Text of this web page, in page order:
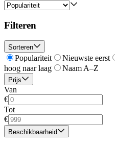
Filteren
Sorteren
Populariteit Nieuwste eerst
hoog naar laag
Naam A–Z
Prijs
Van
€
Tot
€
Beschikbaarheid